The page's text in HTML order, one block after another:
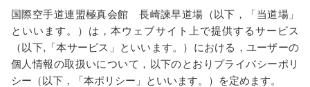
国際空手道連盟極真会館 長崎諫早道場（以下，「当道場」
といいます。）は，本ウェブサイト上で提供するサービス
（以下,「本サービス」といいます。）における，ユーザーの
個人情報の取扱いについて，以下のとおりプライバシーポリ
シー（以下，「本ポリシー」といいます。）を定めます。